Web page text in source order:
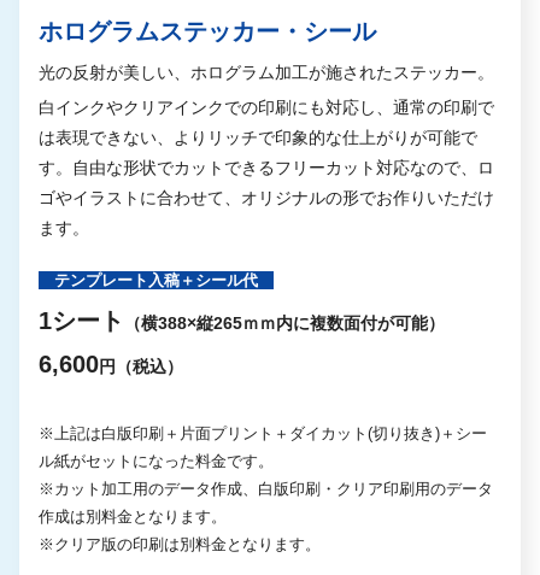
ホログラムステッカー・シール
光の反射が美しい、ホログラム加工が施されたステッカー。
白インクやクリアインクでの印刷にも対応し、通常の印刷で
は表現できない、よりリッチで印象的な仕上がりが可能で
す。自由な形状でカットできるフリーカット対応なので、ロ
ゴやイラストに合わせて、オリジナルの形でお作りいただけ
ます。
テンプレート入稿＋シール代
1シート （横388×縦265ｍｍ内に複数面付が可能）
6,600円（税込）
※上記は白版印刷＋片面プリント＋ダイカット(切り抜き)＋シー
ル紙がセットになった料金です。
※カット加工用のデータ作成、白版印刷・クリア印刷用のデータ
作成は別料金となります。
※クリア版の印刷は別料金となります。